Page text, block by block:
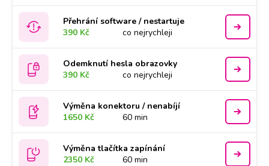
Přehrání software / nestartuje
390 Kč
co nejrychleji
Odemknutí hesla obrazovky
390 Kč
co nejrychleji
Výměna konektoru / nenabíjí
1650 Kč
60 min
Výměna tlačítka zapínání
2350 Kč
60 min